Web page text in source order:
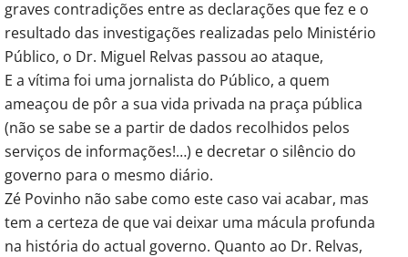
graves contradições entre as declarações que fez e o
resultado das investigações realizadas pelo Ministério
Público, o Dr. Miguel Relvas passou ao ataque,
E a vítima foi uma jornalista do Público, a quem
ameaçou de pôr a sua vida privada na praça pública
(não se sabe se a partir de dados recolhidos pelos
serviços de informações!…) e decretar o silêncio do
governo para o mesmo diário.
Zé Povinho não sabe como este caso vai acabar, mas
tem a certeza de que vai deixar uma mácula profunda
na história do actual governo. Quanto ao Dr. Relvas,